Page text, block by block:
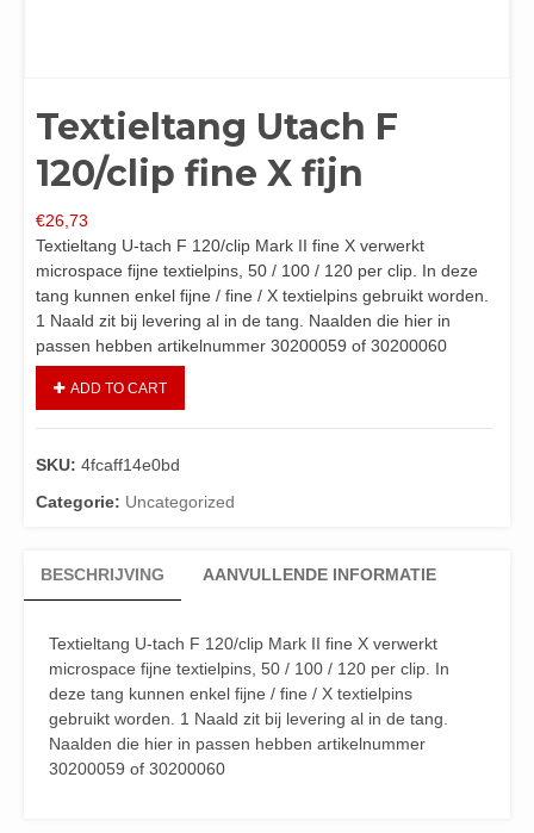
Textieltang Utach F
120/clip fine X fijn
€26,73
Textieltang U-tach F 120/clip Mark II fine X verwerkt
microspace fijne textielpins, 50 / 100 / 120 per clip. In deze
tang kunnen enkel fijne / fine / X textielpins gebruikt worden.
1 Naald zit bij levering al in de tang. Naalden die hier in
passen hebben artikelnummer 30200059 of 30200060
ADD TO CART
SKU: 4fcaff14e0bd
Categorie: Uncategorized
BESCHRIJVING AANVULLENDE INFORMATIE
Textieltang U-tach F 120/clip Mark II fine X verwerkt
microspace fijne textielpins, 50 / 100 / 120 per clip. In
deze tang kunnen enkel fijne / fine / X textielpins
gebruikt worden. 1 Naald zit bij levering al in de tang.
Naalden die hier in passen hebben artikelnummer
30200059 of 30200060